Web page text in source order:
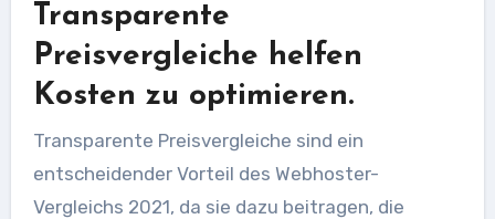
Transparente
Preisvergleiche helfen
Kosten zu optimieren.
Transparente Preisvergleiche sind ein
entscheidender Vorteil des Webhoster-
Vergleichs 2021, da sie dazu beitragen, die